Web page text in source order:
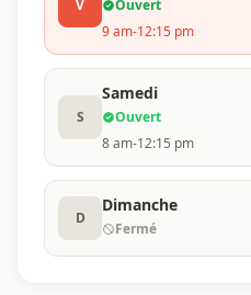
V
Ouvert
9 am-12:15 pm
S
Samedi
Ouvert
8 am-12:15 pm
D
Dimanche
Fermé